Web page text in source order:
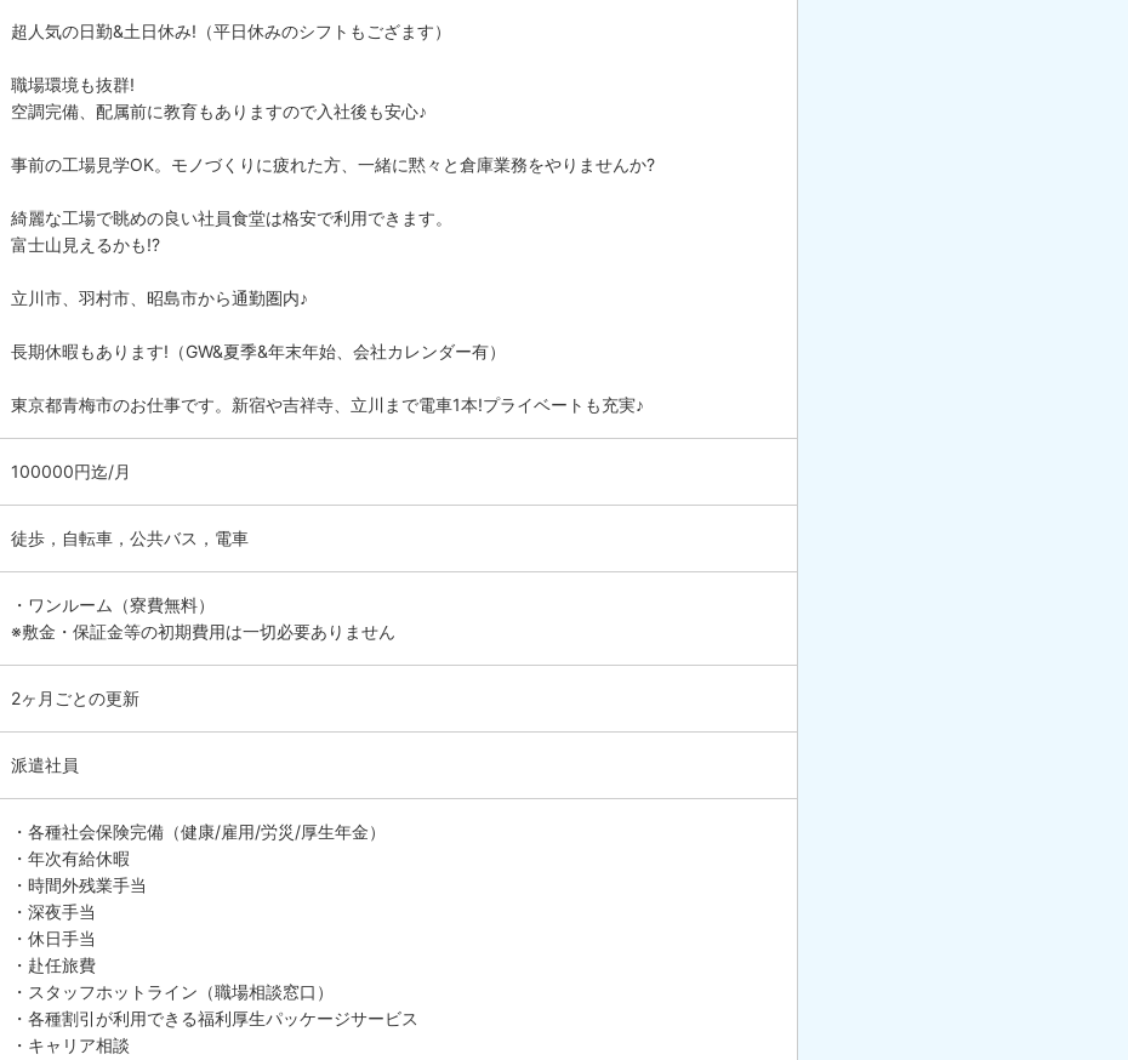
超人気の日勤&土日休み!（平日休みのシフトもござます）
職場環境も抜群!
空調完備、配属前に教育もありますので入社後も安心♪
事前の工場見学OK。モノづくりに疲れた方、一緒に黙々と倉庫業務をやりませんか?
綺麗な工場で眺めの良い社員食堂は格安で利用できます。
富士山見えるかも!?
立川市、羽村市、昭島市から通勤圏内♪
長期休暇もあります!（GW&夏季&年末年始、会社カレンダー有）
東京都青梅市のお仕事です。新宿や吉祥寺、立川まで電車1本!プライベートも充実♪
100000円迄/月
徒歩，自転車，公共バス，電車
・ワンルーム（寮費無料）
※敷金・保証金等の初期費用は一切必要ありません
2ヶ月ごとの更新
派遣社員
・各種社会保険完備（健康/雇用/労災/厚生年金）
・年次有給休暇
・時間外残業手当
・深夜手当
・休日手当
・赴任旅費
・スタッフホットライン（職場相談窓口）
・各種割引が利用できる福利厚生パッケージサービス
・キャリア相談